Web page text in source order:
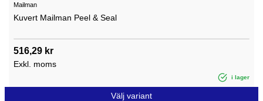
Mailman
Kuvert Mailman Peel & Seal
516,29 kr
Exkl. moms
i lager
Välj variant